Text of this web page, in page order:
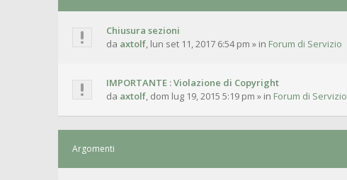
Chiusura sezioni
da axtolf, lun set 11, 2017 6:54 pm » in Forum di Servizio
IMPORTANTE : Violazione di Copyright
da axtolf, dom lug 19, 2015 5:19 pm » in Forum di Servizio
Argomenti